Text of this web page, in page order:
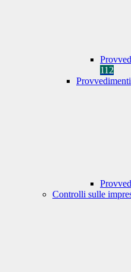
112
Controlli sulle